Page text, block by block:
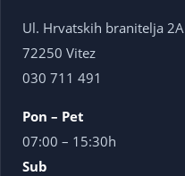
Ul. Hrvatskih branitelja 2A
72250 Vitez
030 711 491
Pon – Pet
07:00 – 15:30h
Sub